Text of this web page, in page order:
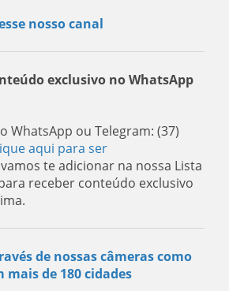
nosso canal
exclusivo no WhatsApp
WhatsApp ou Telegram: (37)
aqui para ser
te adicionar na nossa Lista
receber conteúdo exclusivo
de nossas câmeras como
mais de 180 cidades